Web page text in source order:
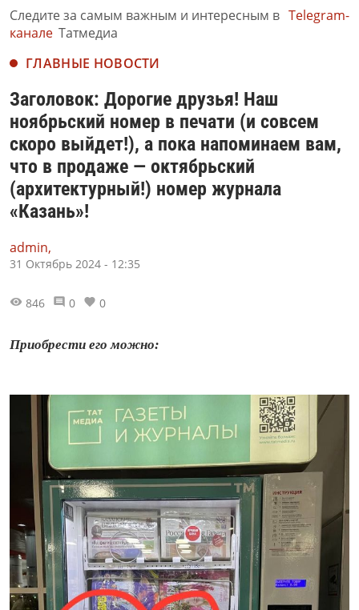
Следите за самым важным и интересным в Telegram-
канале Татмедиа
ГЛАВНЫЕ НОВОСТИ
Заголовок: Дорогие друзья! Наш
ноябрьский номер в печати (и совсем
скоро выйдет!), а пока напоминаем вам,
что в продаже — октябрьский
(архитектурный!) номер журнала
«Казань»!
admin,
31 Октябрь 2024 - 12:35
846 0 0
Приобрести его можно: